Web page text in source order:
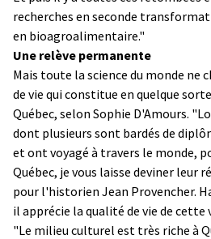
recherches en seconde
en bioagroalimentaire."
Une relève permanente
Mais toute la science du monde ne
de vie qui constitue en quelque
Québec, selon Sophie D'Amours.
dont plusieurs sont bardés de
et ont voyagé à travers le monde,
Québec, je vous laisse deviner leur
pour l'historien Jean Provencher.
il apprécie la qualité de vie de
"Le milieu culturel est très riche à